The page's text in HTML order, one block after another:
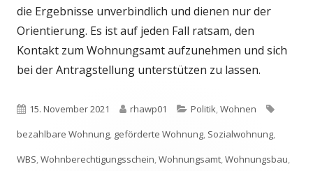
die Ergebnisse unverbindlich und dienen nur der
Orientierung. Es ist auf jeden Fall ratsam, den
Kontakt zum Wohnungsamt aufzunehmen und sich
bei der Antragstellung unterstützen zu lassen.
Veröffentlicht
am
15. November 2021 Autor
rhawp01 Kategorien
Politik,Wohnen
bezahlbare Wohnung, geförderte Wohnung, Sozialwohnung,
WBS,Wohnberechtigungsschein,Wohnungsamt,Wohnungsbau,